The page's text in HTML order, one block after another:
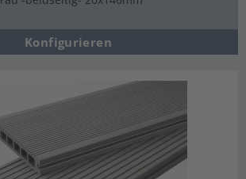
Konfigurieren